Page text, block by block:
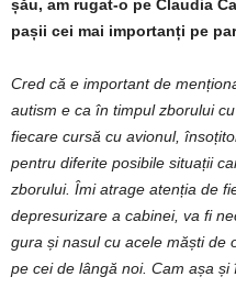
șău, am rugat-o pe Claudia
pașii cei mai importanți pe
Cred că e important de
autism e ca în timpul zborului
fiecare cursă cu avionul,
pentru diferite posibile situații
zborului. Îmi atrage atenția de
depresurizare a cabinei, va fi
gura și nasul cu acele măști de
pe cei de lângă noi. Cam așa